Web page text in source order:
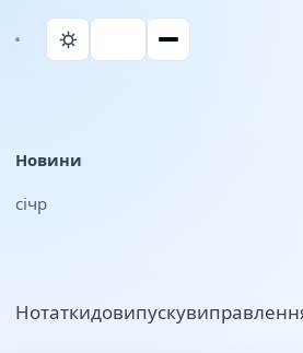
Новини
28 січ. 2026 р.
Нотатки до випуску, виправлення та